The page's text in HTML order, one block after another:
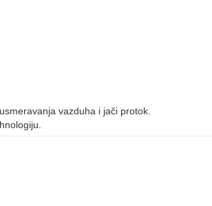
vazduha i jači protok.